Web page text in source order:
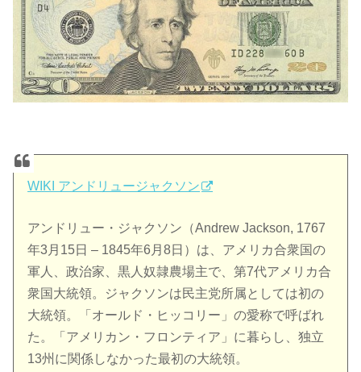
WIKI アンドリュージャクソン
アンドリュー・ジャクソン（Andrew Jackson, 1767
年3月15日 – 1845年6月8日）は、アメリカ合衆国の
軍人、政治家、黒人奴隷農場主で、第7代アメリカ合
衆国大統領。ジャクソンは民主党所属としては初の
大統領。「オールド・ヒッコリー」の愛称で呼ばれ
た。「アメリカン・フロンティア」に暮らし、独立
13州に関係しなかった最初の大統領。